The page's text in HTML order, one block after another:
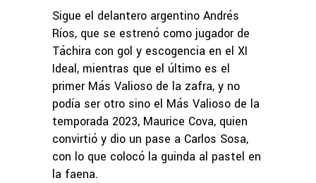
Sigue el delantero argentino Andrés
Ríos, que se estrenó como jugador de
Táchira con gol y escogencia en el XI
Ideal, mientras que el último es el
primer Más Valioso de la zafra, y no
podía ser otro sino el Más Valioso de la
temporada 2023, Maurice Cova, quien
convirtió y dio un pase a Carlos Sosa,
con lo que colocó la guinda al pastel en
la faena.